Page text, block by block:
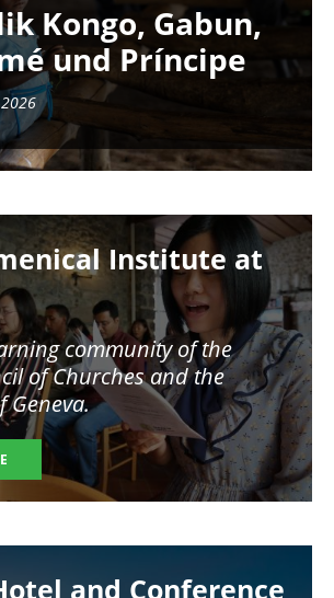
Kongo, Gabun,
und Príncipe
Institute at
community of the
of Churches and the
Geneva.
and Conference